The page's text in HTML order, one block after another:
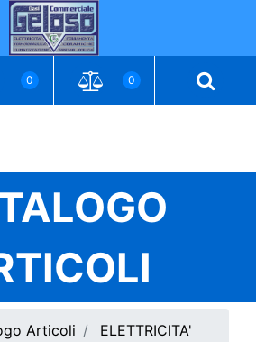
0 0
Articoli
ELETTRICITA'